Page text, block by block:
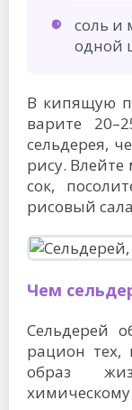
соль и
одной
В кипящую
варите
сельдерея,
рису.
сок,
рисовый
Чем
Сельдерей
рацион тех,
образ